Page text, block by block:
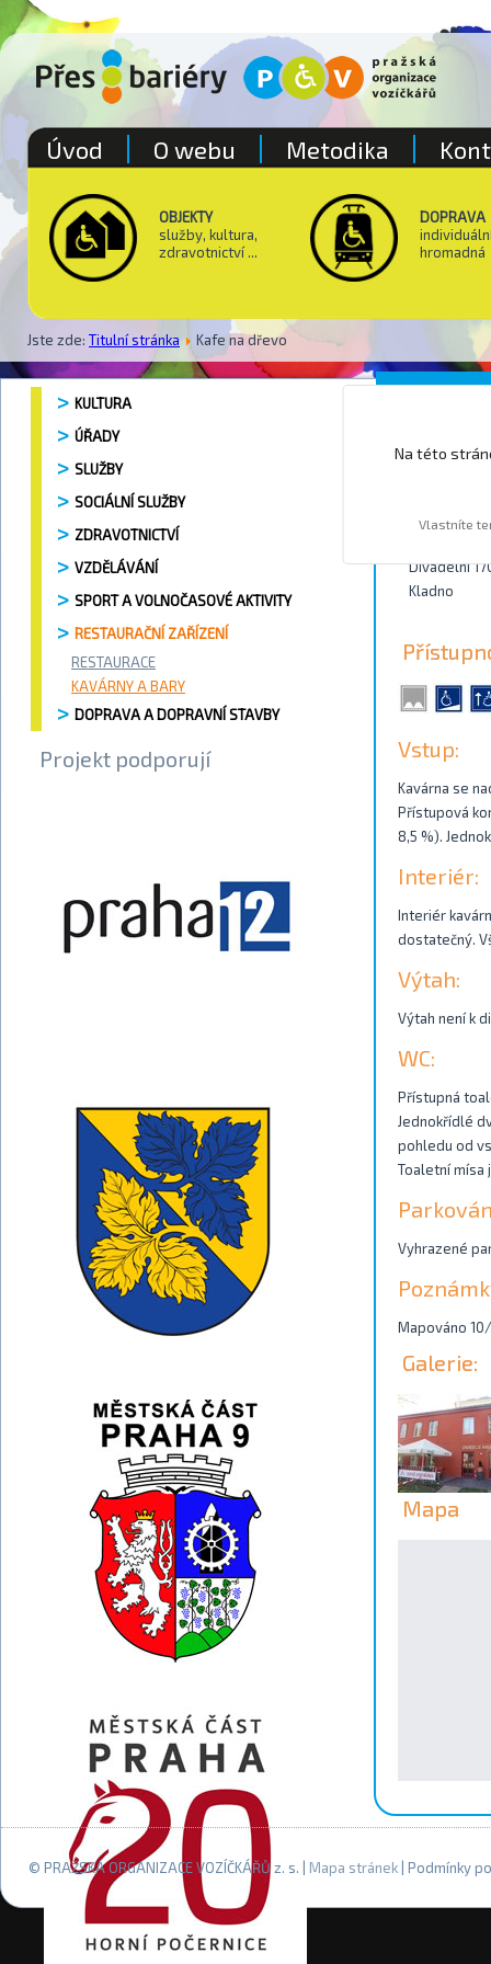
OBJEKTY
služby, kultura,
zdravotnictví ...
DOPRAVA
hromadná
Jste zde: Titulní stránka Kafe na dřevo
Úvod O webu Metodika
KULTURA
ÚŘADY
SLUŽBY
SOCIÁLNÍ SLUŽBY
ZDRAVOTNICTVÍ
VZDĚLÁVÁNÍ
SPORT A VOLNOČASOVÉ AKTIVITY
RESTAURAČNÍ ZAŘÍZENÍ
RESTAURACE
KAVÁRNY A BARY
DOPRAVA A DOPRAVNÍ STAVBY
Projekt podporují
Divadelní
Kladno
Vstup:
Kavárna se
Přístupová
8,5 %).
Interiér:
Interiér
dostatečný.
Výtah:
Výtah není k
WC:
Přístupná
Jednokřídlé
pohledu od
Toaletní mísa
Vyhrazené
Mapováno
Galerie:
Mapa
Na této
Vlastníte
© PRAŽSKÁ ORGANIZACE VOZÍČKÁŘŮ z. s. | Mapa stránek | Podmínky